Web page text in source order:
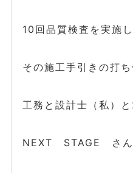
10回品質検査を実施
その施工手引きの打
工務と設計士（私）
NEXT STAGE さん